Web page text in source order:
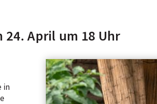
April um 18 Uhr
in